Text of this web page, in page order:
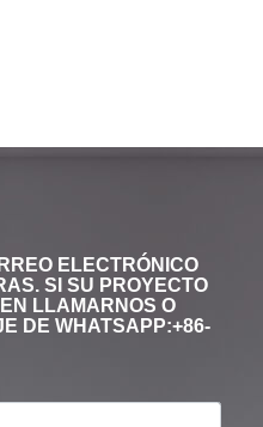
ELECTRÓNICO
SI SU PROYECTO
LLAMARNOS O
DE WHATSAPP:+86-